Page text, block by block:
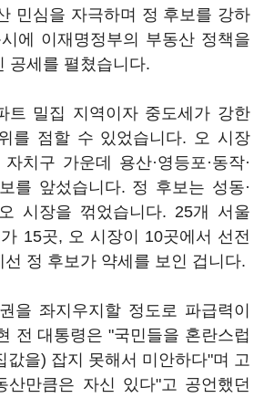
민심을 자극하며 정 후보를 강하
에 이재명정부의 부동산 정책을
공세를 펼쳤습니다.
트 밀집 지역이자 중도세가 강한
를 점할 수 있었습니다. 오 시장
치구 가운데 용산·영등포·동작·
를 앞섰습니다. 정 후보는 성동·
시장을 꺾었습니다. 25개 서울
15곳, 오 시장이 10곳에서 선전
정 후보가 약세를 보인 겁니다.
을 좌지우지할 정도로 파급력이
전 대통령은 "국민들을 혼란스럽
값을) 잡지 못해서 미안하다"며 고
산만큼은 자신 있다"고 공언했던